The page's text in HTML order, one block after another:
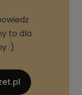
to dla
:)